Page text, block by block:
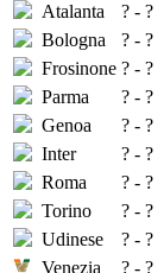
Atalanta
? - ?
Bologna
? - ?
Frosinone ? - ?
Parma
? - ?
Genoa
? - ?
Inter
? - ?
Roma
? - ?
Torino
? - ?
Udinese
? - ?
Venezia
? - ?